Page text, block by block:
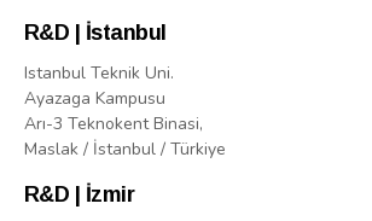
R&D | İstanbul
Istanbul Teknik Uni.
Ayazaga Kampusu
Arı-3 Teknokent Binasi,
Maslak / İstanbul / Türkiye
R&D | İzmir